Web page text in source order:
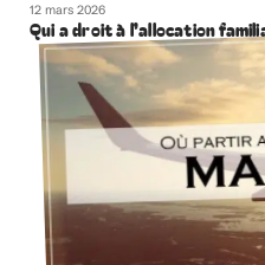
12 mars 2026
Qui a droit à l’allocation